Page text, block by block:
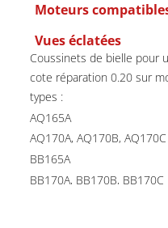
Moteurs
Vues éclatées
Coussinets de bielle pour
cote réparation 0.20 sur
types :
AQ165A
AQ170A, AQ170B, AQ170C
BB165A
BB170A, BB170B, BB170C